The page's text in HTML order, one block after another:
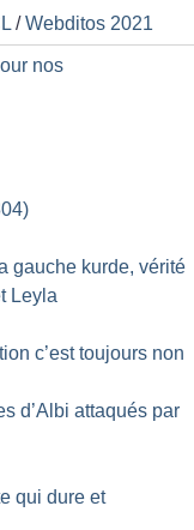
/Webditos 2021
nos
gauche kurde, vérité
Leyla
c’est toujours non
d’Albi attaqués par
qui dure et